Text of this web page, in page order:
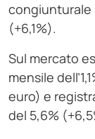
congiunturale
(+6,1%).
Sul mercato
mensile
euro) e
del 5,6%